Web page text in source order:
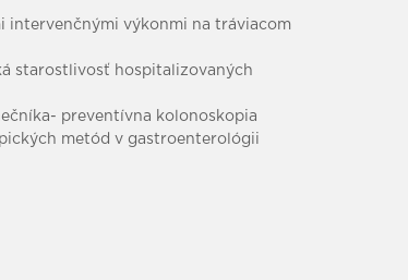
intervenčnými výkonmi na tráviacom
starostlivosť hospitalizovaných
preventívna kolonoskopia
metód v gastroenterológii